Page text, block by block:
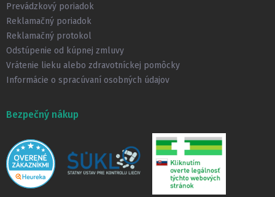
Prevádzkový poriadok
Reklamačný poriadok
Reklamačný protokol
Odstúpenie od kúpnej zmluvy
Vrátenie lieku alebo zdravotníckej pomôcky
Informácie o spracúvaní osobných údajov
Bezpečný nákup